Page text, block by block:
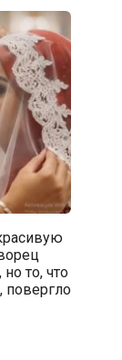
то, что
повергло